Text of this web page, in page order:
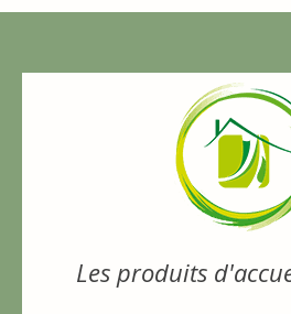
Les produits